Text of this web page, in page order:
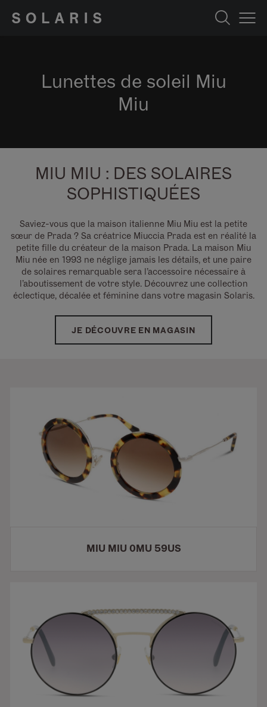
Lunettes de soleil Miu
Miu
MIU MIU : DES SOLAIRES
SOPHISTIQUÉES
Saviez-vous que la maison italienne Miu Miu est la petite
sœur de Prada ? Sa créatrice Miuccia Prada est en réalité la
petite fille du créateur de la maison Prada. La maison Miu
Miu née en 1993 ne néglige jamais les détails, et une paire
de solaires remarquable sera l’accessoire nécessaire à
l’aboutissement de votre style. Découvrez une collection
éclectique, décalée et féminine dans votre magasin Solaris.
JE DÉCOUVRE EN MAGASIN
MIU MIU 0MU 59US